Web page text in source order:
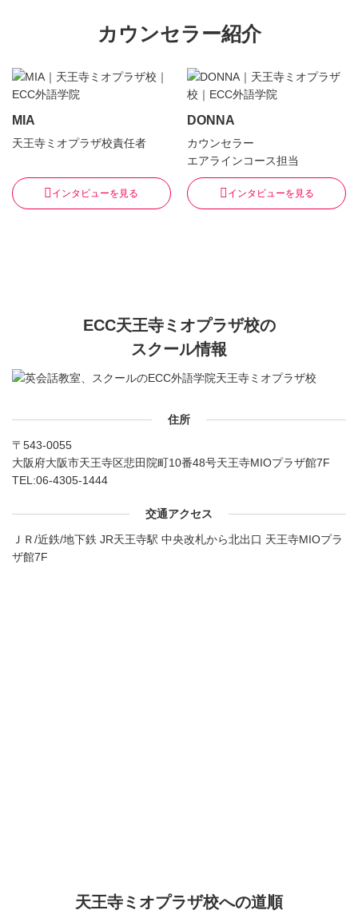
カウンセラー紹介
MIA
天王寺ミオプラザ校責任者
インタビューを見る
DONNA
カウンセラー
エアラインコース担当
インタビューを見る
ECC天王寺ミオプラザ校の
スクール情報
住所
〒543-0055
大阪府大阪市天王寺区悲田院町10番48号天王寺MIOプラザ館7F
TEL:06-4305-1444
交通アクセス
ＪＲ/近鉄/地下鉄 JR天王寺駅 中央改札から北出口 天王寺MIOプラ
ザ館7F
天王寺ミオプラザ校への道順